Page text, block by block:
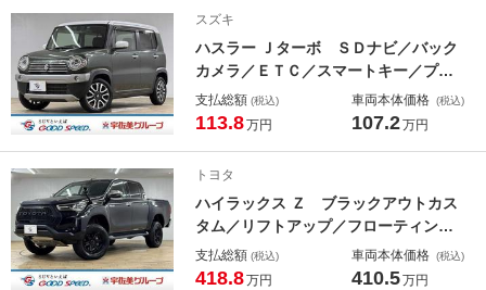
スズキ
ハスラー Ｊターボ ＳＤナビ／バック
カメラ／ＥＴＣ／スマートキー／プッ
シュスタート／衝突軽減／車線逸脱／
４ＷＤ／オートエアコン／シートヒー
イト
支払総額 (税込)
113.8万円
車両本体価格 (税込)
107.2万円
トヨタ
ハイラックス Ｚ ブラックアウトカス
タム／リフトアップ／フローティング
ディスプレイオーディオ／バックカメ
ラ／ＡｐｐｌｅＣａｒＰｌａｙ／レー
支払総額 (税込)
418.8万円
車両本体価格 (税込)
410.5万円